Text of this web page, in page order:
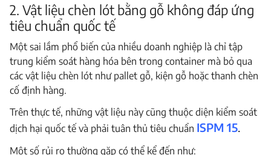
2. Vật liệu chèn lót bằng gỗ không đáp ứng
tiêu chuẩn quốc tế
Một sai lầm phổ biến của nhiều doanh nghiệp là chỉ tập
trung kiểm soát hàng hóa bên trong container mà bỏ qua
các vật liệu chèn lót như pallet gỗ, kiện gỗ hoặc thanh chèn
cố định hàng.
Trên thực tế, những vật liệu này cũng thuộc diện kiểm soát
dịch hại quốc tế và phải tuân thủ tiêu chuẩn ISPM 15.
Một số rủi ro thường gặp có thể kể đến như: